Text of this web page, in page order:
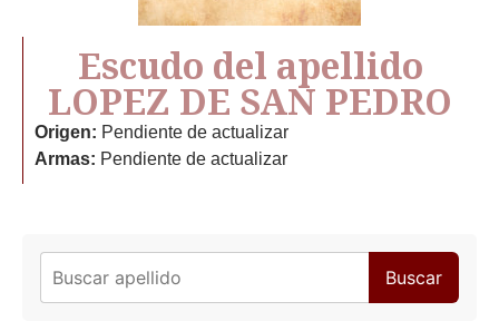
Escudo del apellido
LOPEZ DE SAN PEDRO
Origen: Pendiente de actualizar
Armas: Pendiente de actualizar
Buscar